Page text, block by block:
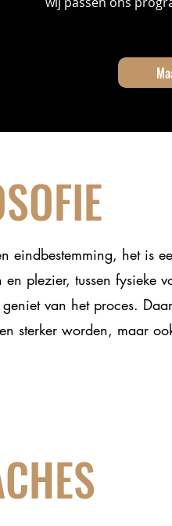
eindbestemming, het is
en plezier, tussen
van het proces.
sterker worden, maar